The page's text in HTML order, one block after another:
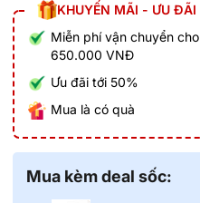
KHUYẾN MÃI - ƯU ĐÃI
Miễn phí vận chuyển
650.000 VNĐ
Ưu đãi tới 50%
Mua là có quà
Mua kèm deal sốc: